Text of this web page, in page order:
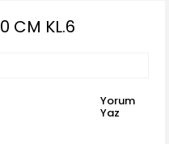
CM KL.6
Yorum
Yaz